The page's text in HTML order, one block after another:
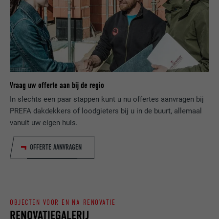
Vraag uw offerte aan bij de regio
In slechts een paar stappen kunt u nu offertes aanvragen bij
PREFA dakdekkers of loodgieters bij u in de buurt, allemaal
vanuit uw eigen huis.
OFFERTE AANVRAGEN
RENOVATIEGALERIJ
OBJECTEN VOOR EN NA RENOVATIE
DOEL
Registreert een eenduidige ID, die gebruikt
wordt om statistische gegevens te
genereren m.b.t. het gebruik van de
website door de bezoeker.
NAAM _gaexp
AANBIEDER Google Optimize
NAAM lang
AANBIEDER ads.linkedin.com
VERVALTIJD Sessie
Slaat de door de gebruiker geselecteerde
taalversie van een website op.
NAAM lang
AANBIEDER LinkedIn
VERVALTIJD Sessie
bevat.